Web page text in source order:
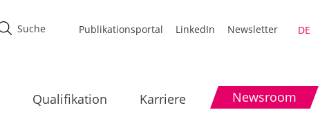
Publikationsportal LinkedIn Newsletter DE
Qualifikation Karriere Newsroom